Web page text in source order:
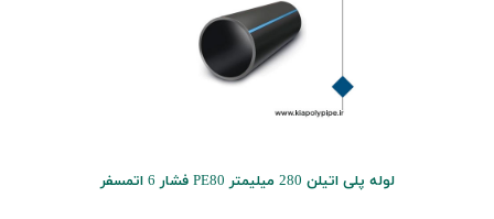
لوله پلی اتیلن 280 میلیمتر PE80 فشار 6 اتمسفر